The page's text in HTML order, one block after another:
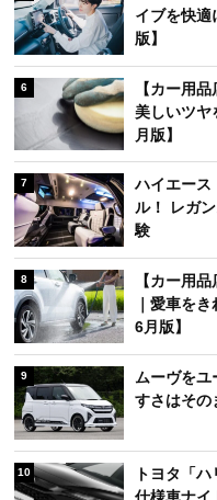
イブを快適
版】
6
【カー用
美しいツヤ
月版】
7
ハイエース
ル！ レガ
験
8
【カー用
｜愛車を
6月版】
9
ムーヴをユ
すさはその
10
トヨタ「
仕様車ナイ